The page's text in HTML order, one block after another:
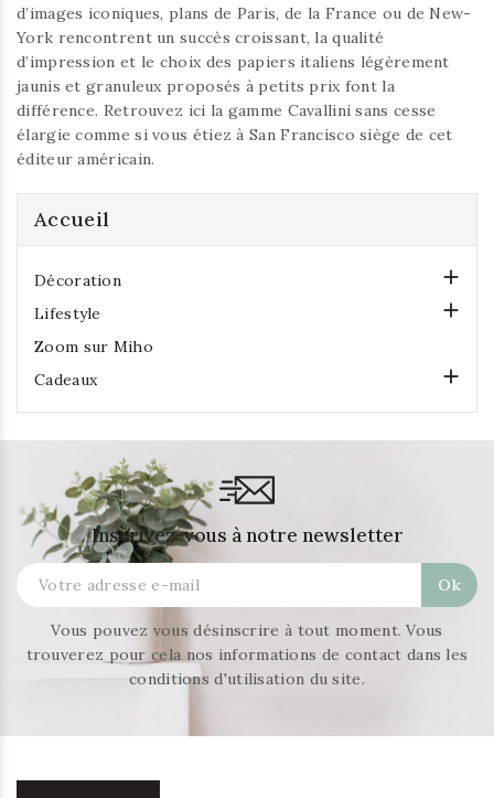
d’images iconiques, plans de Paris, de la France ou de New-
York rencontrent un succès croissant, la qualité
d’impression et le choix des papiers italiens légèrement
jaunis et granuleux proposés à petits prix font la
différence. Retrouvez ici la gamme Cavallini sans cesse
élargie comme si vous étiez à San Francisco siège de cet
éditeur américain.
Accueil
Décoration 
Lifestyle 
Zoom sur Miho
Cadeaux

Inscrivez-vous à notre newsletter
Vous pouvez vous désinscrire à tout moment. Vous
trouverez pour cela nos informations de contact dans les
conditions d'utilisation du site.